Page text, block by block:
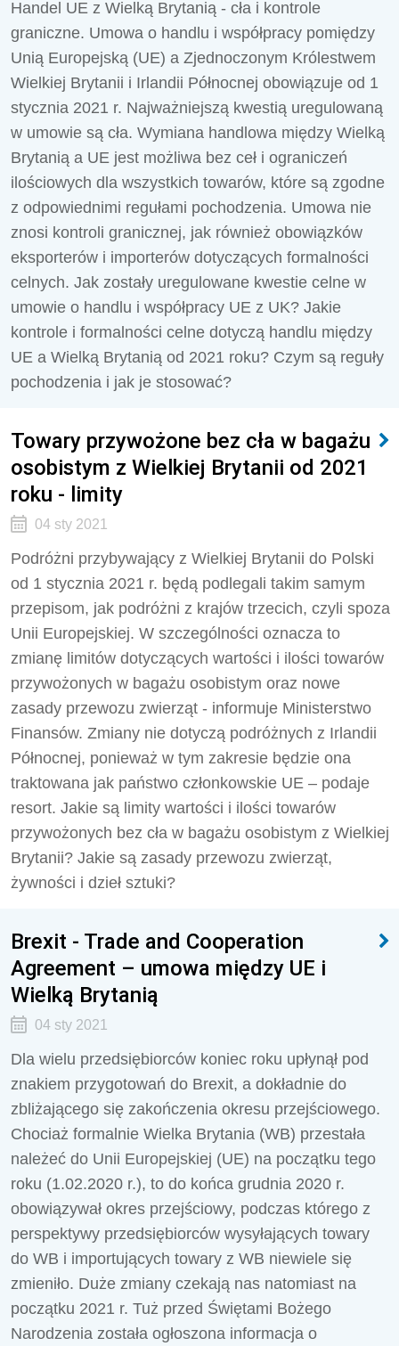
Handel UE z Wielką Brytanią - cła i kontrole
graniczne. Umowa o handlu i współpracy pomiędzy
Unią Europejską (UE) a Zjednoczonym Królestwem
Wielkiej Brytanii i Irlandii Północnej obowiązuje od 1
stycznia 2021 r. Najważniejszą kwestią uregulowaną
w umowie są cła. Wymiana handlowa między Wielką
Brytanią a UE jest możliwa bez ceł i ograniczeń
ilościowych dla wszystkich towarów, które są zgodne
z odpowiednimi regułami pochodzenia. Umowa nie
znosi kontroli granicznej, jak również obowiązków
eksporterów i importerów dotyczących formalności
celnych. Jak zostały uregulowane kwestie celne w
umowie o handlu i współpracy UE z UK? Jakie
kontrole i formalności celne dotyczą handlu między
UE a Wielką Brytanią od 2021 roku? Czym są reguły
pochodzenia i jak je stosować?
Towary przywożone bez cła w bagażu
osobistym z Wielkiej Brytanii od 2021
roku - limity
04 sty 2021
Podróżni przybywający z Wielkiej Brytanii do Polski
od 1 stycznia 2021 r. będą podlegali takim samym
przepisom, jak podróżni z krajów trzecich, czyli spoza
Unii Europejskiej. W szczególności oznacza to
zmianę limitów dotyczących wartości i ilości towarów
przywożonych w bagażu osobistym oraz nowe
zasady przewozu zwierząt - informuje Ministerstwo
Finansów. Zmiany nie dotyczą podróżnych z Irlandii
Północnej, ponieważ w tym zakresie będzie ona
traktowana jak państwo członkowskie UE – podaje
resort. Jakie są limity wartości i ilości towarów
przywożonych bez cła w bagażu osobistym z Wielkiej
Brytanii? Jakie są zasady przewozu zwierząt,
żywności i dzieł sztuki?
Brexit - Trade and Cooperation
Agreement – umowa między UE i
Wielką Brytanią
04 sty 2021
Dla wielu przedsiębiorców koniec roku upłynął pod
znakiem przygotowań do Brexit, a dokładnie do
zbliżającego się zakończenia okresu przejściowego.
Chociaż formalnie Wielka Brytania (WB) przestała
należeć do Unii Europejskiej (UE) na początku tego
roku (1.02.2020 r.), to do końca grudnia 2020 r.
obowiązywał okres przejściowy, podczas którego z
perspektywy przedsiębiorców wysyłających towary
do WB i importujących towary z WB niewiele się
zmieniło. Duże zmiany czekają nas natomiast na
początku 2021 r. Tuż przed Świętami Bożego
Narodzenia została ogłoszona informacja o